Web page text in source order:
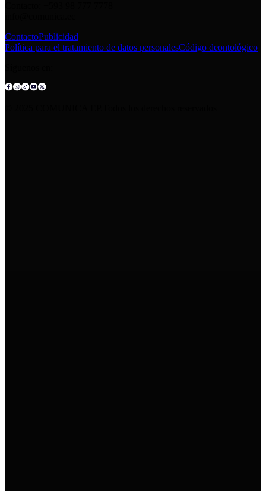
ContactoPublicidad
Política para el tratamiento de datos personalesCódigo deontológico